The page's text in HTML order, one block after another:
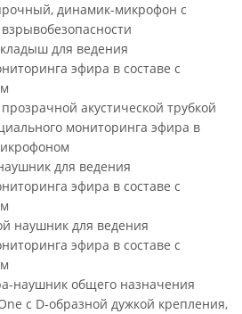
динамик-микрофон с
для ведения
эфира в составе с
акустической трубкой
мониторинга эфира в
для ведения
эфира в составе с
наушник для ведения
эфира в составе с
наушник общего назначения
с D-образной дужкой крепления,